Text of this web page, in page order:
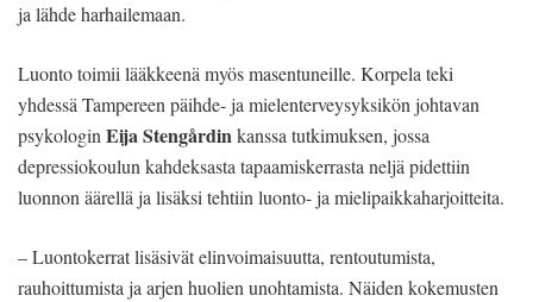
ja lähde harhailemaan.
Luonto toimii lääkkeenä myös masentuneille. Korpela teki
yhdessä Tampereen päihde- ja mielenterveysyksikön johtavan
psykologinEija Stengårdinkanssa tutkimuksen, jossa
depressiokoulun kahdeksasta tapaamiskerrasta neljä pidettiin
luonnon äärellä ja lisäksi tehtiin luonto- ja mielipaikkaharjoitteita.
– Luontokerrat lisäsivät elinvoimaisuutta, rentoutumista,
rauhoittumista ja arjen huolien unohtamista. Näiden kokemusten